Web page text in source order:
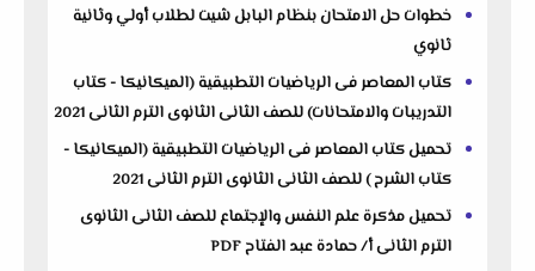
خطوات حل الامتحان بنظام البابل شيت لطلاب أولي وثانية
ثانوي
كتاب المعاصر فى الرياضيات التطبيقية (الميكانيكا - كتاب
التدريبات والامتحانات) للصف الثانى الثانوى الترم الثانى 2021
تحميل كتاب المعاصر فى الرياضيات التطبيقية (الميكانيكا -
كتاب الشرح ) للصف الثانى الثانوى الترم الثانى 2021
تحميل مذكرة علم النفس والإجتماع للصف الثانى الثانوى
الترم الثانى أ/ حمادة عبد الفتاح PDF